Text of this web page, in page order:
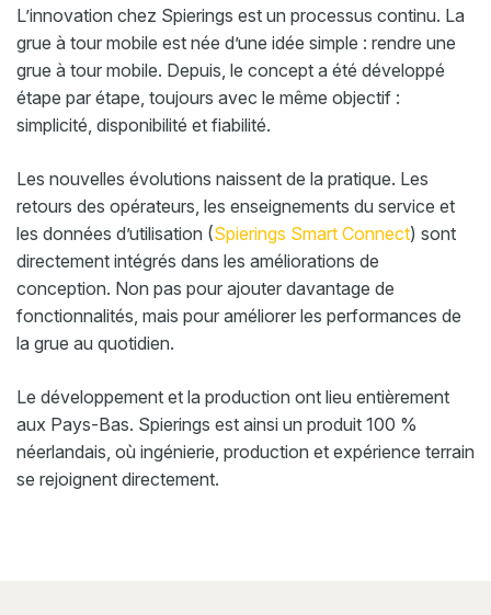
L’innovation chez Spierings est un processus continu. La
grue à tour mobile est née d’une idée simple : rendre une
grue à tour mobile. Depuis, le concept a été développé
étape par étape, toujours avec le même objectif :
simplicité, disponibilité et fiabilité.
Les nouvelles évolutions naissent de la pratique. Les
retours des opérateurs, les enseignements du service et
les données d’utilisation (Spierings Smart Connect) sont
directement intégrés dans les améliorations de
conception. Non pas pour ajouter davantage de
fonctionnalités, mais pour améliorer les performances de
la grue au quotidien.
Le développement et la production ont lieu entièrement
aux Pays-Bas. Spierings est ainsi un produit 100 %
néerlandais, où ingénierie, production et expérience terrain
se rejoignent directement.